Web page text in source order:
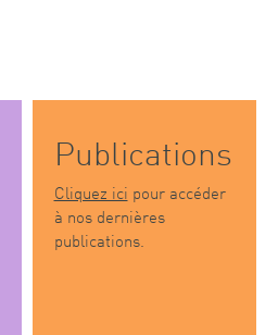
Publications
Cliquez ici pour accéder
à nos dernières
publications.